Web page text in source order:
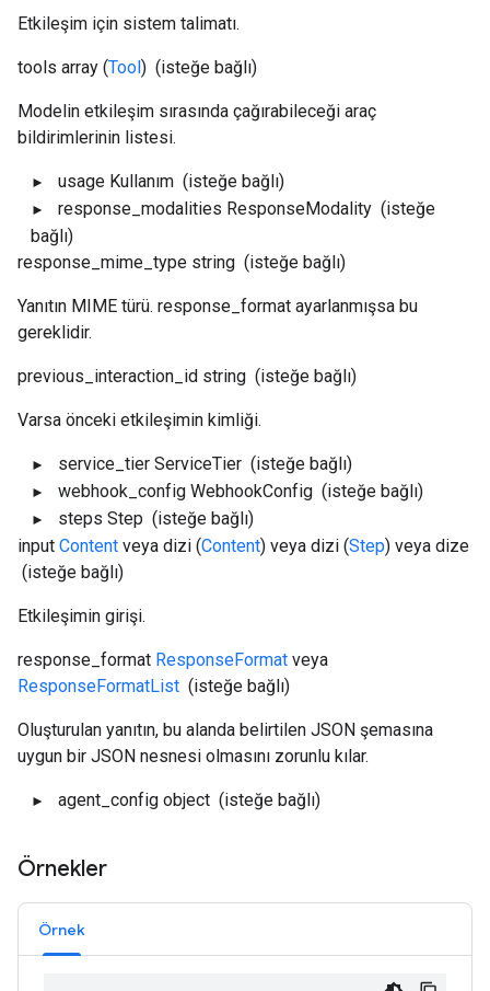
Etkileşim için sistem talimatı.
tools array (Tool) (isteğe bağlı)
Modelin etkileşim sırasında çağırabileceği araç
bildirimlerinin listesi.
usage Kullanım (isteğe bağlı)
response_modalities ResponseModality (isteğe
bağlı)
response_mime_type string (isteğe bağlı)
Yanıtın MIME türü. response_format ayarlanmışsa bu
gereklidir.
previous_interaction_id string (isteğe bağlı)
Varsa önceki etkileşimin kimliği.
service_tier ServiceTier (isteğe bağlı)
webhook_config WebhookConfig (isteğe bağlı)
steps Step (isteğe bağlı)
input Content veya dizi (Content) veya dizi (Step) veya dize
(isteğe bağlı)
Etkileşimin girişi.
response_format ResponseFormat veya
ResponseFormatList (isteğe bağlı)
Oluşturulan yanıtın, bu alanda belirtilen JSON şemasına
uygun bir JSON nesnesi olmasını zorunlu kılar.
agent_config object (isteğe bağlı)
Örnekler
Örnek